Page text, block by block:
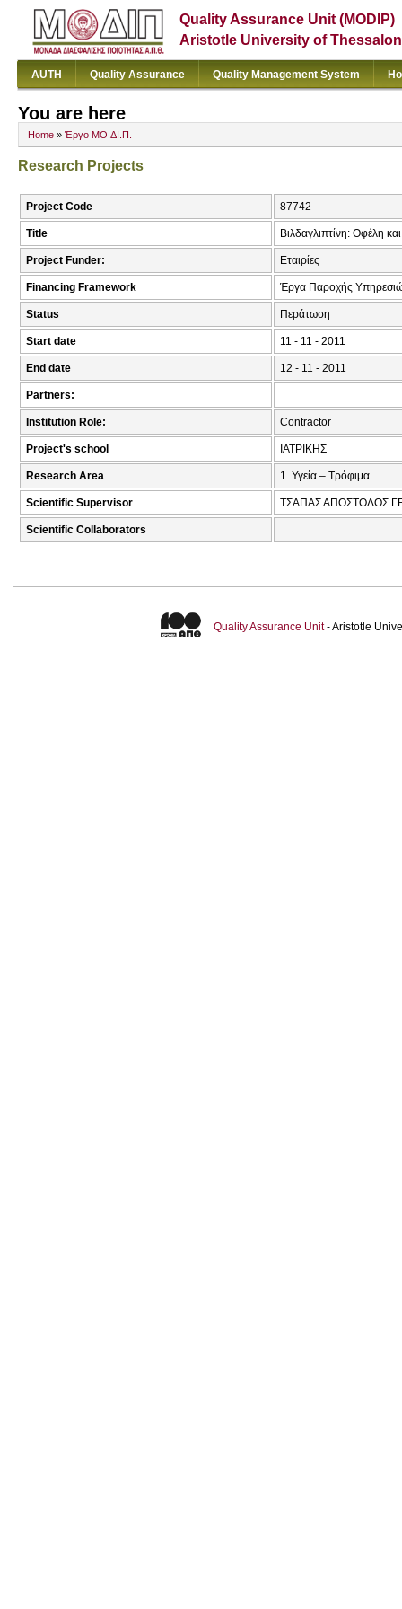
Quality Assurance Unit (MODIP)
Aristotle University of
AUTH Quality Assurance Quality Management System
You are here
Home » Έργο ΜΟ.ΔΙ.Π.
Research Projects
Project Code 87742
Title Βιλδαγλιπτίνη: Οφέλη
Project Funder: Εταιρίες
Financing Framework Έργα Παροχής
Status Περάτωση
Start date 11 - 11 - 2011
End date 12 - 11 - 2011
Partners:
Institution Role: Contractor
Project's school ΙΑΤΡΙΚΗΣ
Research Area 1. Υγεία – Τρόφιμα
Scientific Supervisor ΤΣΑΠΑΣ ΑΠΟΣΤΟΛΟΣ
Scientific Collaborators
Quality Assurance Unit- Aristotle